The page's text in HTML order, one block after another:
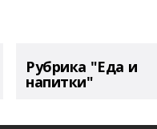
Рубрика "Еда и
напитки"